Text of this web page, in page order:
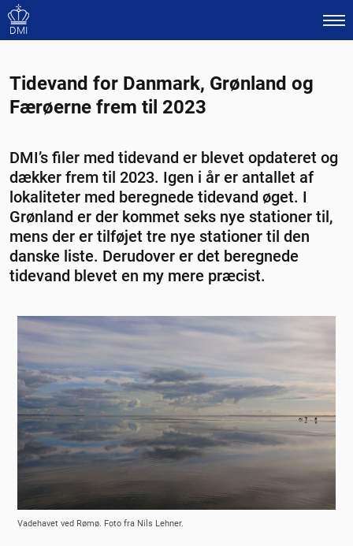
DMI
Tidevand for Danmark, Grønland og
Færøerne frem til 2023
DMI’s filer med tidevand er blevet opdateret og
dækker frem til 2023. Igen i år er antallet af
lokaliteter med beregnede tidevand øget. I
Grønland er der kommet seks nye stationer til,
mens der er tilføjet tre nye stationer til den
danske liste. Derudover er det beregnede
tidevand blevet en my mere præcist.
Vadehavet ved Rømø. Foto fra Nils Lehner.